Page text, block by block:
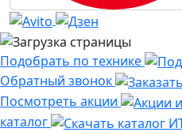
Подобрать по технике
Обратный звонок
Посмотреть акции
каталог